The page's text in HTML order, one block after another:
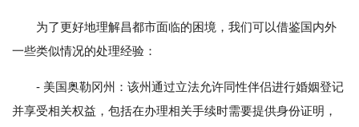
为了更好地理解昌都市面临的困境，我们可以借鉴国内外
一些类似情况的处理经验：
- 美国奥勒冈州：该州通过立法允许同性伴侣进行婚姻登记
并享受相关权益，包括在办理相关手续时需要提供身份证明，